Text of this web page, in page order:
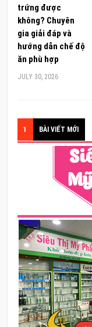
trứng được
không? Chuyên
gia giải đáp và
hướng dẫn chế độ
ăn phù hợp
JULY 30, 2026
1 BÀI VIẾT MỚI